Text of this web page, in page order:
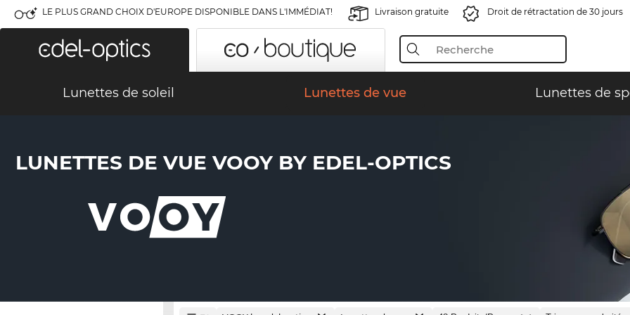
LE PLUS GRAND CHOIX D'EUROPE DISPONIBLE DANS L'IMMÉDIAT! Livraison gratuite Droit de rétractation de 30 jours
Lunettes de soleil Lunettes de vue Lunettes de
LUNETTES DE VUE VOOY BY EDEL-OPTICS